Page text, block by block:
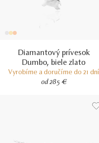
Diamantový prívesok
Dumbo, biele zlato
Vyrobíme a doručíme do 21 dní
od 285 €